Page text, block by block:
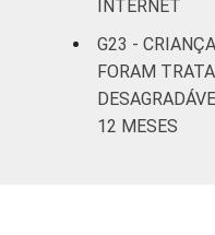
INTERNET
G23 -
FORAM
12 MESES